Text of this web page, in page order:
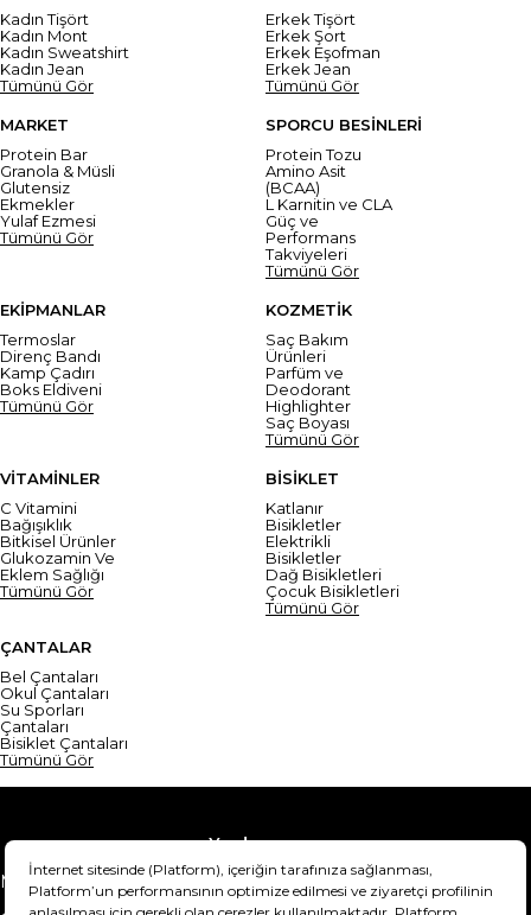
Kadın Tişört
Kadın Mont
Kadın Sweatshirt
Kadın Jean
Tümünü Gör
Erkek Tişört
Erkek Şort
Erkek Eşofman
Erkek Jean
Tümünü Gör
MARKET
Protein Bar
Granola & Müsli
Glutensiz
Ekmekler
Yulaf Ezmesi
Tümünü Gör
SPORCU BESİNLERİ
Protein Tozu
Amino Asit
(BCAA)
L Karnitin ve CLA
Güç ve
Performans
Takviyeleri
Tümünü Gör
EKİPMANLAR
Termoslar
Direnç Bandı
Kamp Çadırı
Boks Eldiveni
Tümünü Gör
KOZMETİK
Saç Bakım
Ürünleri
Parfüm ve
Deodorant
Highlighter
Saç Boyası
Tümünü Gör
VİTAMİNLER
C Vitamini
Bağışıklık
Bitkisel Ürünler
Glukozamin Ve
Eklem Sağlığı
Tümünü Gör
BİSİKLET
Katlanır
Bisikletler
Elektrikli
Bisikletler
Dağ Bisikletleri
Çocuk Bisikletleri
Tümünü Gör
ÇANTALAR
Bel Çantaları
Okul Çantaları
Su Sporları
Çantaları
Bisiklet Çantaları
Tümünü Gör
Yardım
Mesafeli Satış Sözleşmesi
Teslimat Bilgisi